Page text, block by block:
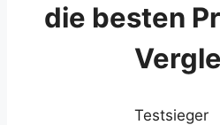
die besten
Testsieger